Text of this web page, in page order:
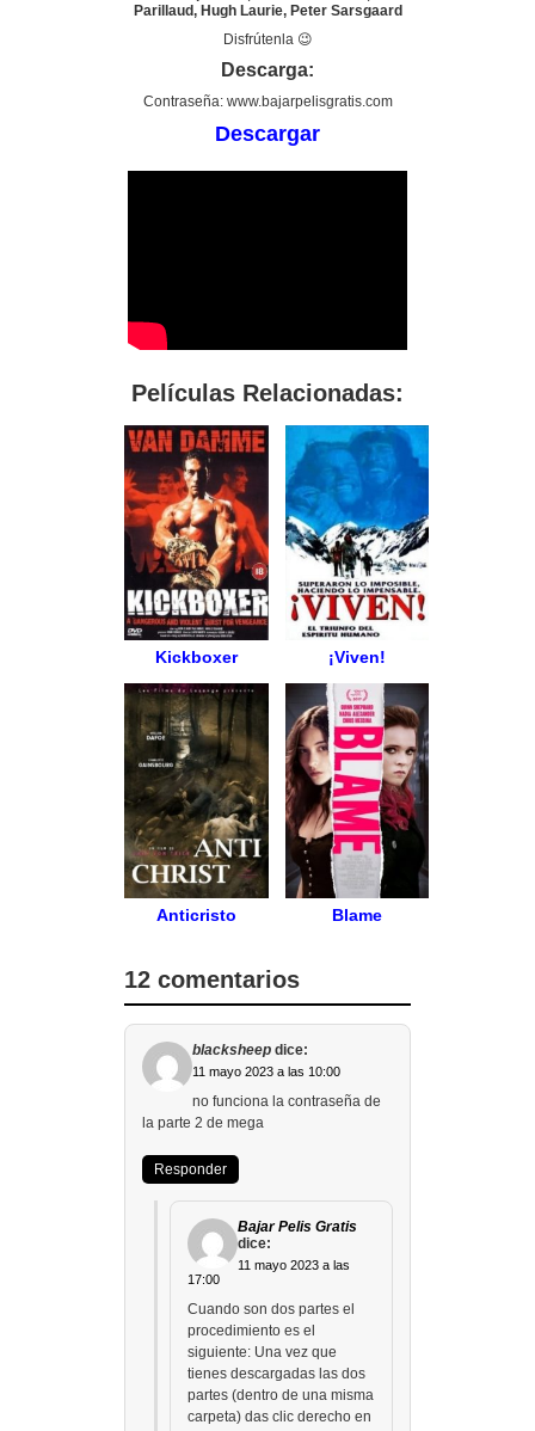
Parillaud, Hugh Laurie, Peter Sarsgaard
Disfrútenla 😉
Descarga:
Contraseña: www.bajarpelisgratis.com
Descargar
Películas Relacionadas:
Kickboxer ¡Viven!
Anticristo Blame
12 comentarios
blacksheep dice:
11 mayo 2023 a las 10:00
no funciona la contraseña de
la parte 2 de mega
Responder
Bajar Pelis Gratis
dice:
11 mayo 2023 a las
17:00
Cuando son dos partes el
procedimiento es el
siguiente: Una vez que
tienes descargadas las dos
partes (dentro de una misma
carpeta) das clic derecho en